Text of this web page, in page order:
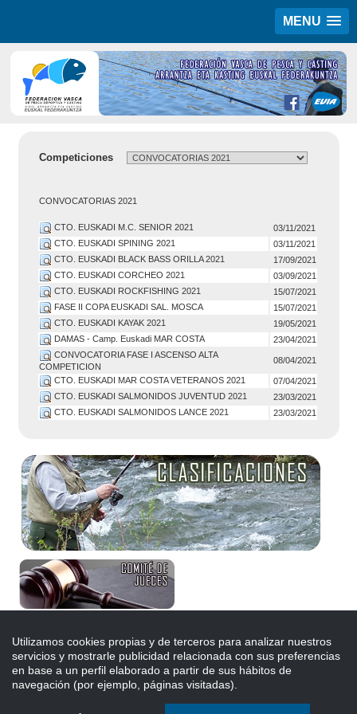
MENU
Competiciones
CONVOCATORIAS 2021
CTO. EUSKADI M.C. SENIOR 2021
03/11/2021
CTO. EUSKADI SPINING 2021
03/11/2021
CTO. EUSKADI BLACK BASS ORILLA 2021
17/09/2021
CTO. EUSKADI CORCHEO 2021
03/09/2021
CTO. EUSKADI ROCKFISHING 2021
15/07/2021
FASE II COPA EUSKADI SAL. MOSCA
15/07/2021
CTO. EUSKADI KAYAK 2021
19/05/2021
DAMAS - Camp. Euskadi MAR COSTA
23/04/2021
CONVOCATORIA FASE I ASCENSO ALTA
COMPETICION
08/04/2021
CTO. EUSKADI MAR COSTA VETERANOS 2021
07/04/2021
CTO. EUSKADI SALMONIDOS JUVENTUD 2021
23/03/2021
CTO. EUSKADI SALMONIDOS LANCE 2021
23/03/2021
Federakuntza
Paseo de Anoeta, 7 - 20014 - Donostia (Gipuzkoa)
Tlf: 943 466 790 |
fedvascapesca@gmail.com
RSS
Facebook
Aviso legal|Política de privacidad|Política de cookies
Utilizamos cookies propias y de terceros para analizar nuestros
servicios y mostrarle publicidad relacionada con sus preferencias
en base a un perfil elaborado a partir de sus hábitos de
navegación (por ejemplo, páginas visitadas).